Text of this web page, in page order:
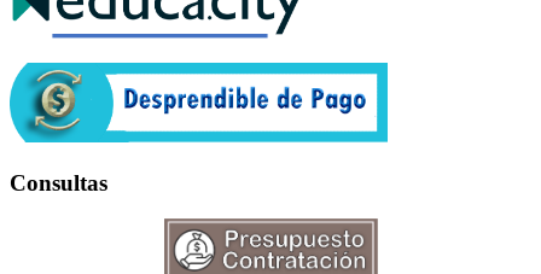
Consultas